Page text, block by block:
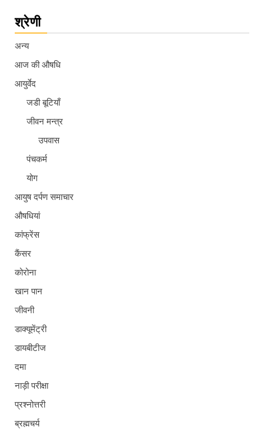
श्रेणी
अन्य
आज की औषधि
आयुर्वेद
जडी बूटियाँ
जीवन मन्त्र
उपवास
पंचकर्म
योग
आयुष दर्पण समाचार
औषधियां
कांफ्रेंस
कैंसर
कोरोना
खान पान
जीवनी
डाक्यूमेंट्री
डायबीटीज
दमा
नाड़ी परीक्षा
प्रश्नोत्तरी
ब्रह्मचर्य